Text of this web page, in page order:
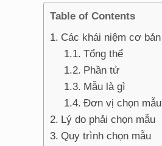
Table of Contents
Các khái niệm cơ
Tổng thể
Phần tử
Mẫu là gì
Đơn vị chọn mẫu
Lý do phải chọn mẫu
Quy trình chọn mẫu